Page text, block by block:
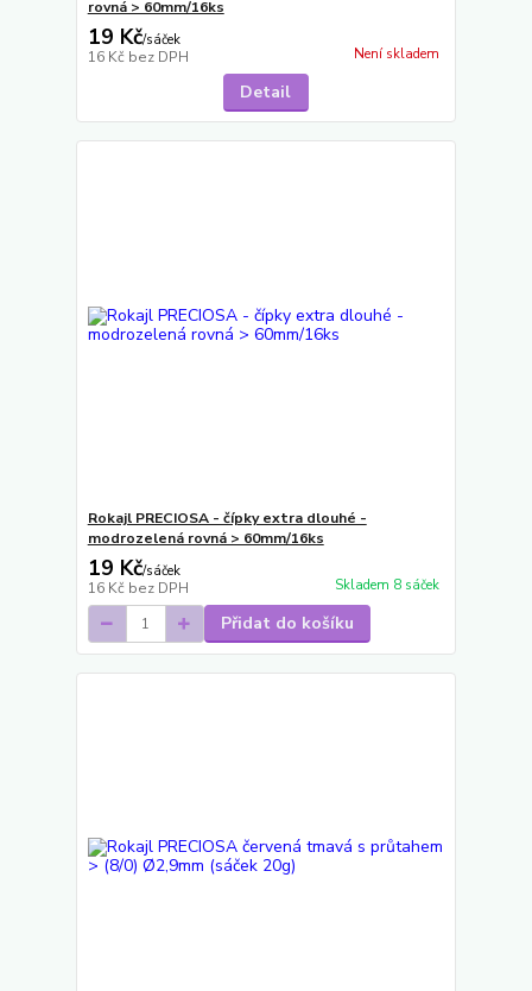
rovná > 60mm/16ks
19 Kč/sáček
16 Kč bez DPH Není skladem
Detail
Rokajl PRECIOSA - čípky extra dlouhé -
modrozelená rovná > 60mm/16ks
19 Kč/sáček
16 Kč bez DPH Skladem 8 sáček
Přidat do košíku